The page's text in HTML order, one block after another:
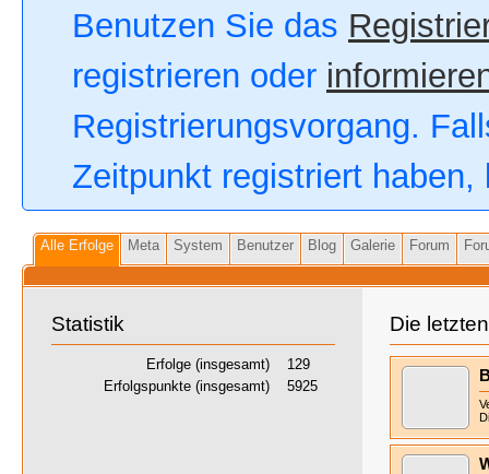
Benutzen Sie das
registrieren oder
Registrierungsvorgang.
Zeitpunkt registriert
Alle Erfolge Meta System Benutzer Blog Galerie Forum
Statistik
Erfolge (insgesamt)
129
Erfolgspunkte (insgesamt)
5925
Die